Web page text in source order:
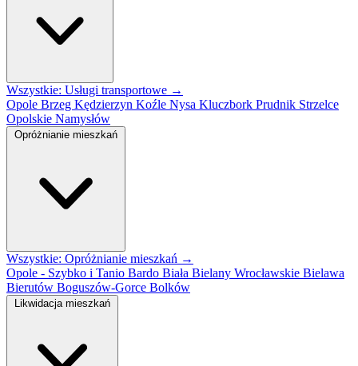
Wszystkie: Usługi transportowe →
Opole Brzeg Kędzierzyn Koźle Nysa Kluczbork Prudnik Strzelce
Opolskie Namysłów
Opróżnianie mieszkań
Wszystkie: Opróżnianie mieszkań →
Opole - Szybko i Tanio Bardo Biała Bielany Wrocławskie Bielawa
Bierutów Boguszów-Gorce Bolków
Likwidacja mieszkań